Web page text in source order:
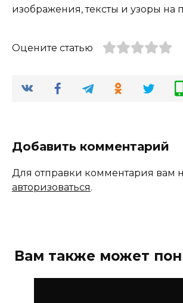
изображения, тексты и узоры на
Оцените статью
Добавить комментарий
Для отправки комментария вам
авторизоваться.
Вам также может